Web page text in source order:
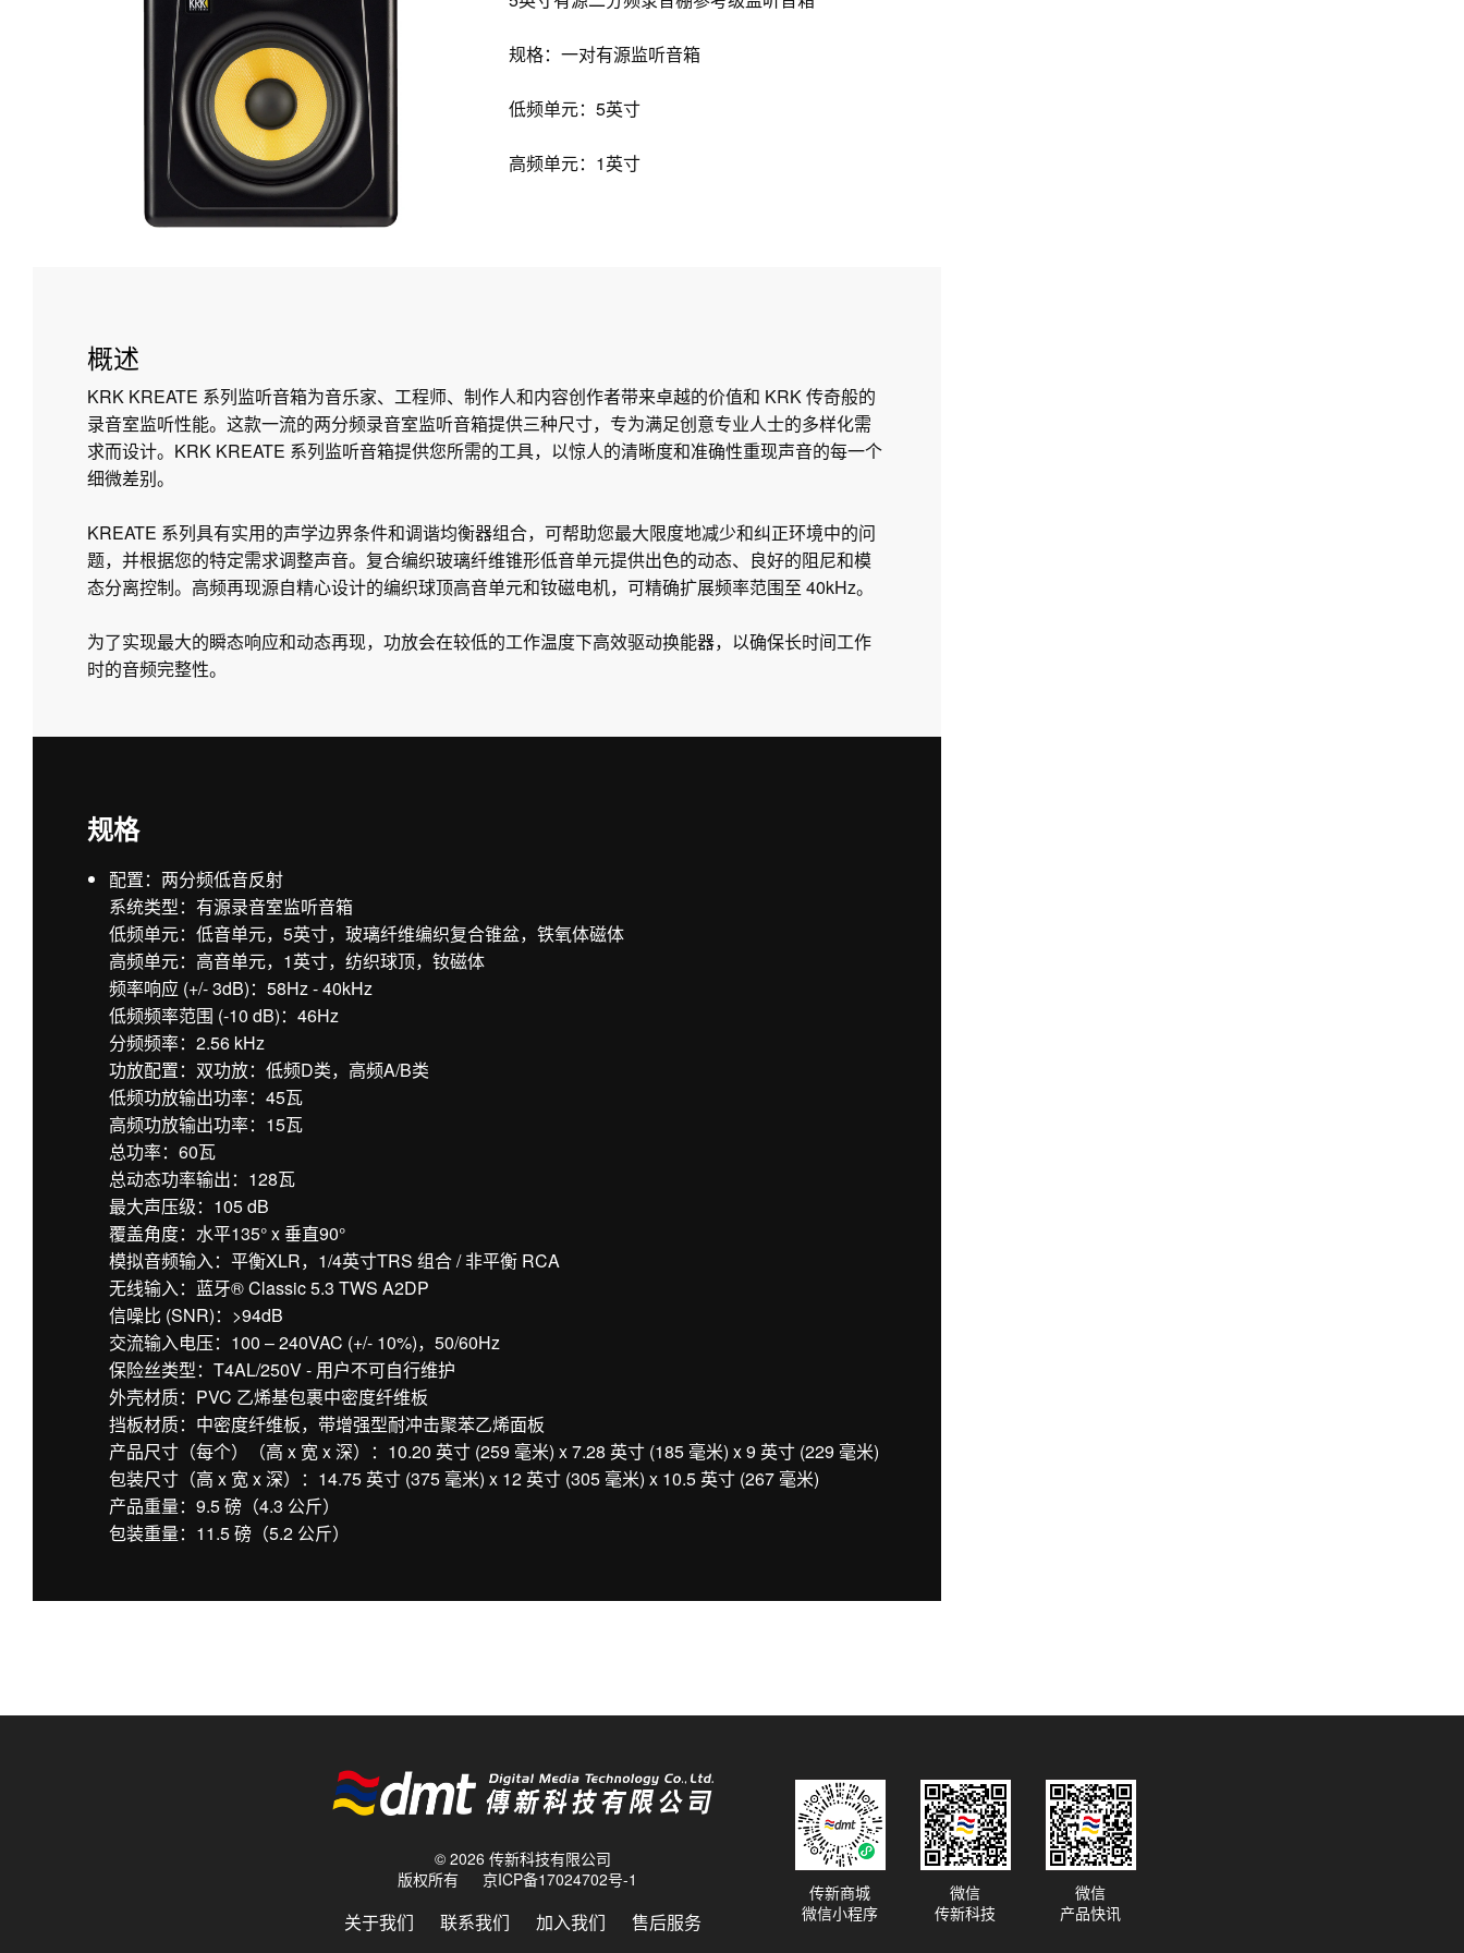
规格：一对有源监听音箱
低频单元：5英寸
高频单元：1英寸
概述
KRK KREATE 系列监听音箱为音乐家、工程师、制作人和内容创作者带来卓越的价值和 KRK 传奇般的
录音室监听性能。这款一流的两分频录音室监听音箱提供三种尺寸，专为满足创意专业人士的多样化需
求而设计。KRK KREATE 系列监听音箱提供您所需的工具，以惊人的清晰度和准确性重现声音的每一个
细微差别。
KREATE 系列具有实用的声学边界条件和调谐均衡器组合，可帮助您最大限度地减少和纠正环境中的问
题，并根据您的特定需求调整声音。复合编织玻璃纤维锥形低音单元提供出色的动态、良好的阻尼和模
态分离控制。高频再现源自精心设计的编织球顶高音单元和钕磁电机，可精确扩展频率范围至 40kHz。
为了实现最大的瞬态响应和动态再现，功放会在较低的工作温度下高效驱动换能器，以确保长时间工作
时的音频完整性。
规格
配置：两分频低音反射
系统类型：有源录音室监听音箱
低频单元：低音单元，5英寸，玻璃纤维编织复合锥盆，铁氧体磁体
高频单元：高音单元，1英寸，纺织球顶，钕磁体
频率响应 (+/- 3dB)：58Hz - 40kHz
低频频率范围 (-10 dB)：46Hz
分频频率：2.56 kHz
功放配置：双功放：低频D类，高频A/B类
低频功放输出功率：45瓦
高频功放输出功率：15瓦
总功率：60瓦
总动态功率输出：128瓦
最大声压级：105 dB
覆盖角度：水平135° x 垂直90°
模拟音频输入：平衡XLR，1/4英寸TRS 组合 / 非平衡 RCA
无线输入：蓝牙® Classic 5.3 TWS A2DP
信噪比 (SNR)：>94dB
交流输入电压：100 – 240VAC (+/- 10%)，50/60Hz
保险丝类型：T4AL/250V - 用户不可自行维护
外壳材质：PVC 乙烯基包裹中密度纤维板
挡板材质：中密度纤维板，带增强型耐冲击聚苯乙烯面板
产品尺寸（每个）（高 x 宽 x 深）：10.20 英寸 (259 毫米) x 7.28 英寸 (185 毫米) x 9 英寸 (229 毫米)
包装尺寸（高 x 宽 x 深）：14.75 英寸 (375 毫米) x 12 英寸 (305 毫米) x 10.5 英寸 (267 毫米)
产品重量：9.5 磅（4.3 公斤）
包装重量：11.5 磅（5.2 公斤）
© 2026 传新科技有限公司
版权所有
京ICP备17024702号-1
关于我们 联系我们 加入我们 售后服务
传新商城
微信小程序
微信
传新科技
微信
产品快讯